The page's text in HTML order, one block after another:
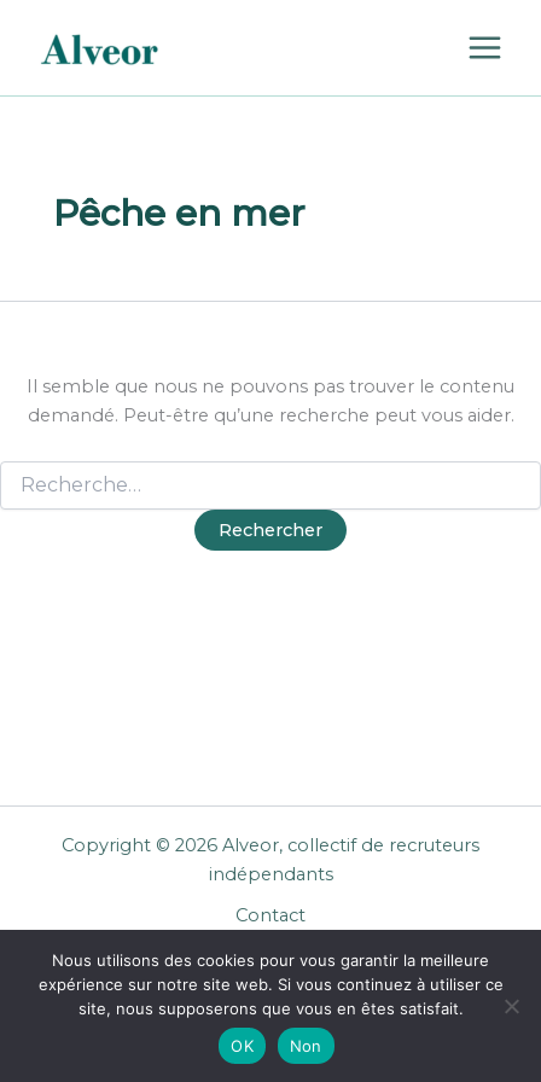
contenu
Pêche en mer
Il semble que nous ne pouvons pas trouver le contenu
demandé. Peut-être qu’une recherche peut vous aider.
Copyright © 2026 Alveor, collectif de recruteurs
indépendants
Contact
Mentions légales
Confidentialité
CGU Entreprises
Nous utilisons des cookies pour vous garantir la meilleure
expérience sur notre site web. Si vous continuez à utiliser ce
site, nous supposerons que vous en êtes satisfait.
OK
Non